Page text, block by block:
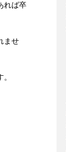
れば卒
ませ